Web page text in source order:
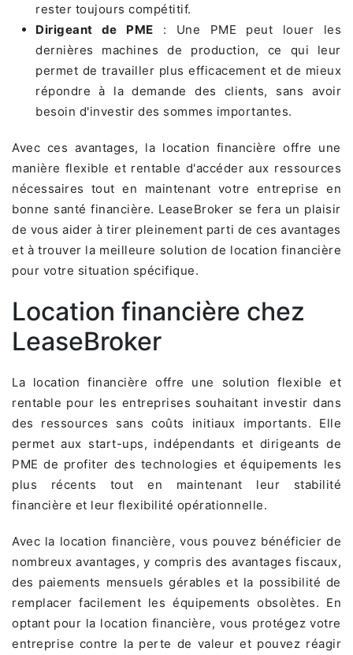
rester toujours compétitif.
Dirigeant de PME : Une PME peut louer les
dernières machines de production, ce qui leur
permet de travailler plus efficacement et de mieux
répondre à la demande des clients, sans avoir
besoin d'investir des sommes importantes.
Avec ces avantages, la location financière offre une
manière flexible et rentable d'accéder aux ressources
nécessaires tout en maintenant votre entreprise en
bonne santé financière. LeaseBroker se fera un plaisir
de vous aider à tirer pleinement parti de ces avantages
et à trouver la meilleure solution de location financière
pour votre situation spécifique.
Location financière chez
LeaseBroker
La location financière offre une solution flexible et
rentable pour les entreprises souhaitant investir dans
des ressources sans coûts initiaux importants. Elle
permet aux start-ups, indépendants et dirigeants de
PME de profiter des technologies et équipements les
plus récents tout en maintenant leur stabilité
financière et leur flexibilité opérationnelle.
Avec la location financière, vous pouvez bénéficier de
nombreux avantages, y compris des avantages fiscaux,
des paiements mensuels gérables et la possibilité de
remplacer facilement les équipements obsolètes. En
optant pour la location financière, vous protégez votre
entreprise contre la perte de valeur et pouvez réagir